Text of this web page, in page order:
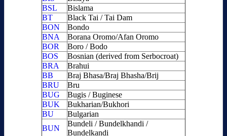
BSL
Bislama
BT
Black Tai / Tai Dam
BON
Bondo
BNA
Borana Oromo/Afan Oromo
BOR
Boro / Bodo
BOS
Bosnian (derived from Serbocroat)
BRA
Brahui
BB
Braj Bhasa/Braj Bhasha/Brij
BRU
Bru
BUG
Bugis / Buginese
BUK
Bukharian/Bukhori
BU
Bulgarian
BUN
Bundeli / Bundelkhandi /
Bundelkandi